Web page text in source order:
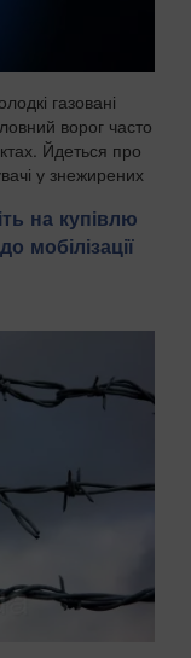
газовані
ворог часто
Йдеться про
у знежирених
на купівлю
мобілізації